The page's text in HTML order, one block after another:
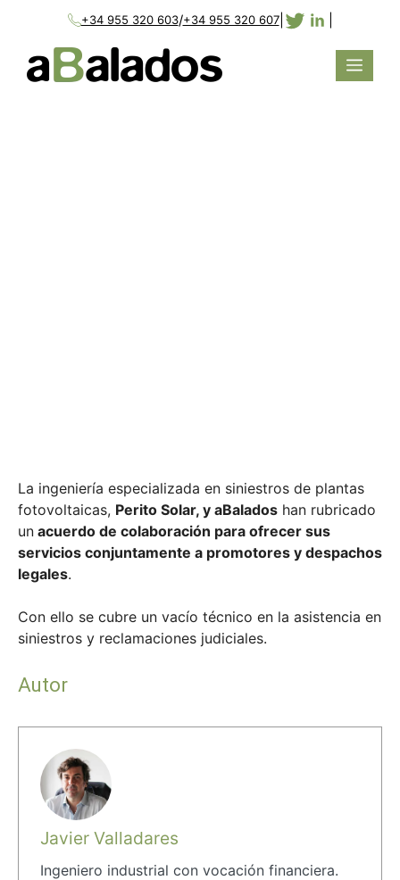
+34 955 320 603/+34 955 320 607|
La ingeniería especializada en siniestros de plantas
fotovoltaicas, Perito Solar, y aBalados han rubricado
un acuerdo de colaboración para ofrecer sus
servicios conjuntamente a promotores y despachos
legales.
Con ello se cubre un vacío técnico en la asistencia en
siniestros y reclamaciones judiciales.
Autor
Javier Valladares
Ingeniero industrial con vocación financiera.